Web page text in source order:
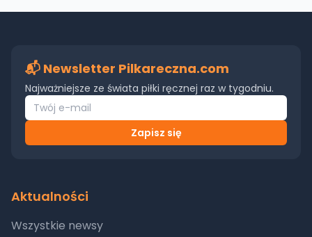
📬 Newsletter Pilkareczna.com
Najważniejsze ze świata piłki ręcznej raz w tygodniu.
Zapisz się
Aktualności
Wszystkie newsy